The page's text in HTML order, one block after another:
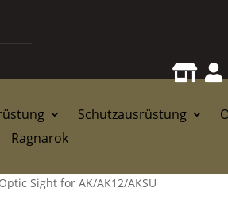
 
Schutzausrüstung
Ragnarok
Sight for AK/AK12/AKSU